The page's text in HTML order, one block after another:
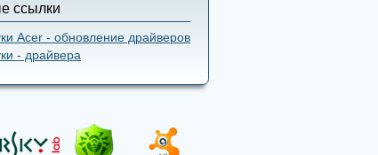
ссылки
Acer - обновление драйверов
- драйвера